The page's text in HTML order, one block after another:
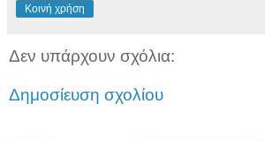
Κοινή χρήση
Δεν υπάρχουν σχόλια:
Δημοσίευση σχολίου